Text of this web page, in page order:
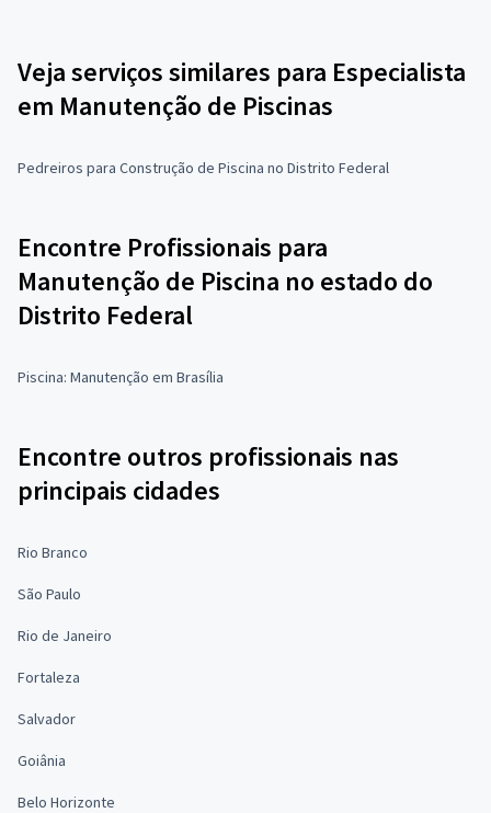
Veja serviços similares para Especialista
em Manutenção de Piscinas
Pedreiros para Construção de Piscina no Distrito Federal
Encontre Profissionais para
Manutenção de Piscina no estado do
Distrito Federal
Piscina: Manutenção em Brasília
Encontre outros profissionais nas
principais cidades
Rio Branco
São Paulo
Rio de Janeiro
Fortaleza
Salvador
Goiânia
Belo Horizonte